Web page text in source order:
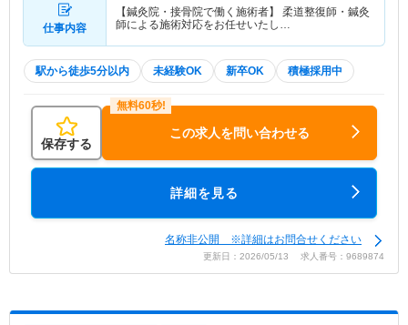
仕事内容
【鍼灸院・接骨院で働く施術者】 柔道整復師・鍼灸
師による施術対応をお任せいたし…
駅から徒歩5分以内 未経験OK 新卒OK 積極採用中
保存する
この求人を問い合わせる
詳細を見る
名称非公開 ※詳細はお問合せください
更新日：2026/05/13 求人番号：9689874